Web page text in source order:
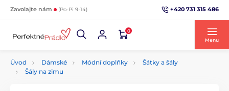
Zavolajte nám (Po-Pi 9-14) +420 731 315 486
0
Menu
Úvod Dámské Módní doplňky
Šátky a šály
Šály na zimu